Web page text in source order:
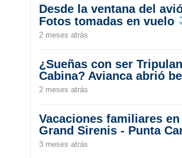
Desde la ventana del
Fotos tomadas en vuelo
2 meses atrás
¿Sueñas con ser
Cabina? Avianca abrió
2 meses atrás
Vacaciones familiares en
Grand Sirenis - Punta
3 meses atrás